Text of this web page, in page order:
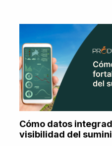
Cómo datos
visibilidad del